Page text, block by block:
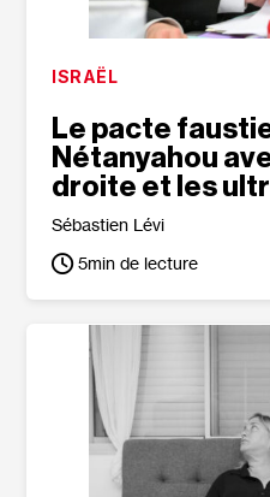
ISRAËL
Le pacte
Nétanyahou
droite et les
Sébastien Lévi
5min de lecture